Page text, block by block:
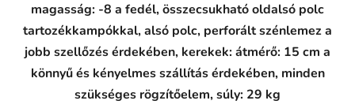
magasság: -8 a fedél, összecsukható oldalsó polc
tartozékkampókkal, alsó polc, perforált szénlemez a
jobb szellőzés érdekében, kerekek: átmérő: 15 cm a
könnyű és kényelmes szállítás érdekében, minden
szükséges rögzítőelem, súly: 29 kg